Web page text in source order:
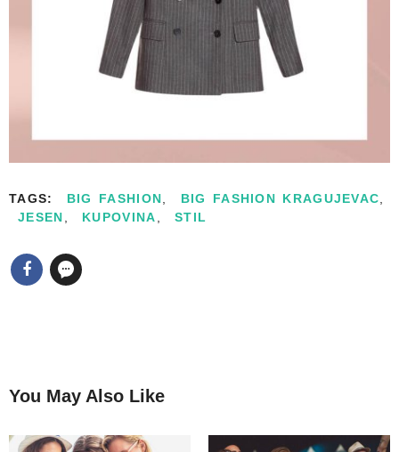
TAGS: BIG FASHION, BIG FASHION KRAGUJEVAC,
JESEN, KUPOVINA, STIL
You May Also Like